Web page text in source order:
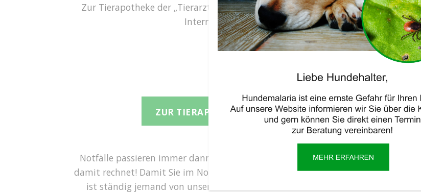
Zur Tierapotheke der „Tierarztpraxis Am Husarenhof“ im
Internet
ZUR TIERAPOTHEKE
Sie
Unter
Notfälle passieren immer dann, wenn man am wenigsten
damit rechnet! Damit Sie im Notfall schnell handeln können
ist ständig jemand von unserem Team in Bereitschaft!
Artgerechte